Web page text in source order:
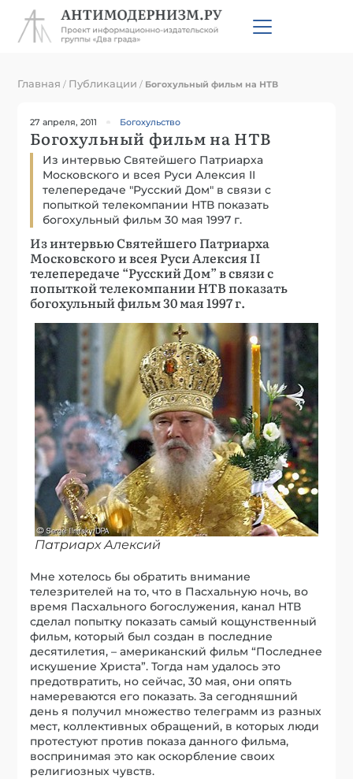
Главная / Публикации / Богохульный фильм на НТВ
27 апреля, 2011 Богохульство
Богохульный фильм на НТВ
Из интервью Святейшего Патриарха
Московского и всея Руси Алексия II
телепередаче "Русский Дом" в связи с
попыткой телекомпании НТВ показать
богохульный фильм 30 мая 1997 г.
Из интервью Святейшего Патриарха
Московского и всея Руси Алексия II
телепередаче “Русский Дом” в связи с
попыткой телекомпании НТВ показать
богохульный фильм 30 мая 1997 г.
Патриарх Алексий
Мне хотелось бы обратить внимание
телезрителей на то, что в Пасхальную ночь, во
время Пасхального богослужения, канал НТВ
сделал попытку показать самый кощунственный
фильм, который был создан в последние
десятилетия, – американский фильм “Последнее
искушение Христа”. Тогда нам удалось это
предотвратить, но сейчас, 30 мая, они опять
намереваются его показать. За сегодняшний
день я получил множество телеграмм из разных
мест, коллективных обращений, в которых люди
протестуют против показа данного фильма,
воспринимая это как оскорбление своих
религиозных чувств.